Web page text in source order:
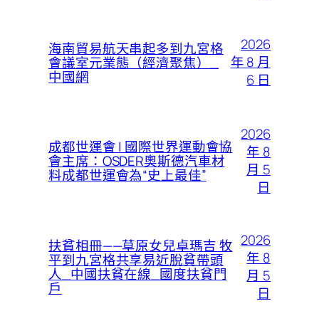
海南貿易航天串起多到九宮格
會議室元業態（經濟聚焦）_
中國網
2026
年 8 月
6 日
成都世運會 | 國際世界運動會協
會主席：OSDER奧斯德汽車材
料成都世運會為“史上最佳”
2026
年 8
月 5
日
扶貧相冊——草原女兒卓瑪吉 牧
平到九宮格共享易近脫貧帶頭
人_中國扶貧在線_國度扶貧門
戶
2026
年 8
月 5
日